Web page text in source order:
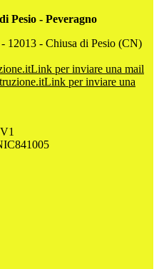
Pesio - Peveragno
12013 - Chiusa di Pesio (CN)
Link per inviare una mail
Link per inviare una